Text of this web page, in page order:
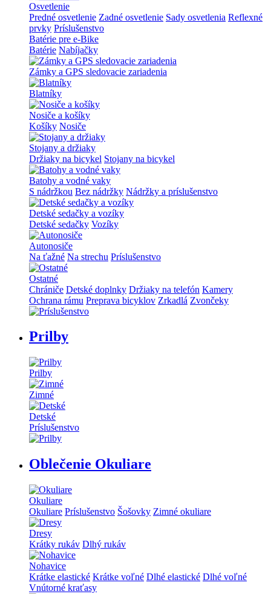
Osvetlenie
Predné osvetlenie Zadné osvetlenie Sady osvetlenia Reflexné
prvky Príslušenstvo
Batérie pre e-Bike
Batérie Nabíjačky
Zámky a GPS sledovacie zariadenia
Blatníky
Nosiče a košíky
Košíky Nosiče
Stojany a držiaky
Držiaky na bicykel Stojany na bicykel
Batohy a vodné vaky
S nádržkou Bez nádržky Nádržky a príslušenstvo
Detské sedačky a vozíky
Detské sedačky Vozíky
Autonosiče
Na ťažné Na strechu Príslušenstvo
Ostatné
Chrániče Detské doplnky Držiaky na telefón Kamery
Ochrana rámu Preprava bicyklov Zrkadlá Zvončeky
Prilby
Prilby
Zimné
Detské
Príslušenstvo
Oblečenie Okuliare
Okuliare
Okuliare Príslušenstvo Šošovky Zimné okuliare
Dresy
Krátky rukáv Dlhý rukáv
Nohavice
Krátke elastické Krátke voľné Dlhé elastické Dlhé voľné
Vnútorné kraťasy